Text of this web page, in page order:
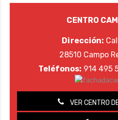
CENTRO
Dirección:
28510 Campo
Teléfonos: 914 495
VER CENTRO